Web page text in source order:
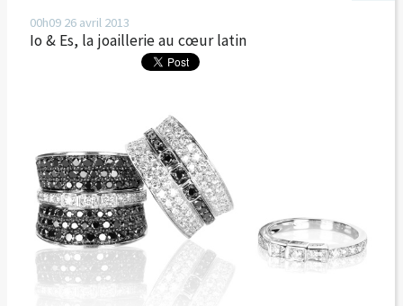
00h09 26 avril 2013
Io & Es, la joaillerie au cœur latin